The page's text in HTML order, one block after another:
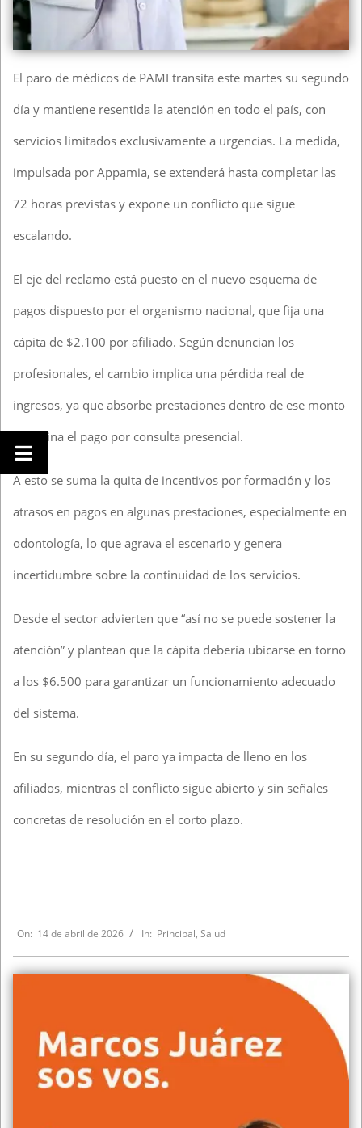
El paro de médicos de PAMI transita este martes su segundo
día y mantiene resentida la atención en todo el país, con
servicios limitados exclusivamente a urgencias. La medida,
impulsada por Appamia, se extenderá hasta completar las
72 horas previstas y expone un conflicto que sigue
escalando.
El eje del reclamo está puesto en el nuevo esquema de
pagos dispuesto por el organismo nacional, que fija una
cápita de $2.100 por afiliado. Según denuncian los
profesionales, el cambio implica una pérdida real de
ingresos, ya que absorbe prestaciones dentro de ese monto
y elimina el pago por consulta presencial.
A esto se suma la quita de incentivos por formación y los
atrasos en pagos en algunas prestaciones, especialmente en
odontología, lo que agrava el escenario y genera
incertidumbre sobre la continuidad de los servicios.
Desde el sector advierten que “así no se puede sostener la
atención” y plantean que la cápita debería ubicarse en torno
a los $6.500 para garantizar un funcionamiento adecuado
del sistema.
En su segundo día, el paro ya impacta de lleno en los
afiliados, mientras el conflicto sigue abierto y sin señales
concretas de resolución en el corto plazo.
On: 14 de abril de 2026 In: Principal, Salud